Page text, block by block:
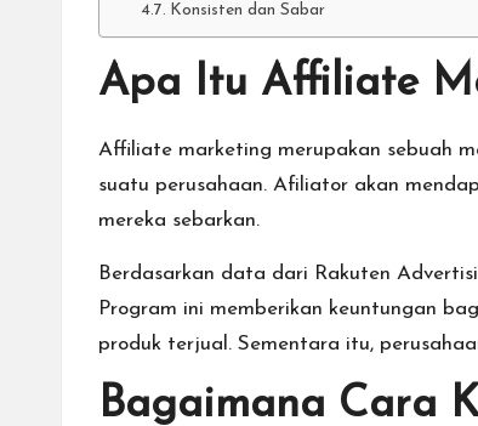
Konsisten dan Sabar
Apa Itu Affiliate
Affiliate marketing merupakan sebuah
suatu perusahaan. Afiliator akan
mereka sebarkan.
Berdasarkan data dari Rakuten
Program ini memberikan keuntungan
produk terjual. Sementara itu,
Bagaimana Cara